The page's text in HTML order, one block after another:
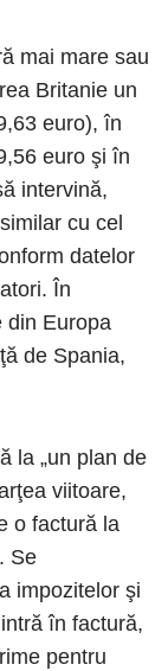
mai mare sau
Britanie un
euro), în
euro şi în
intervină,
cu cel
datelor
În
din Europa
de Spania,
la „un plan de
viitoare,
o factură la
Se
impozitelor şi
în factură,
pentru